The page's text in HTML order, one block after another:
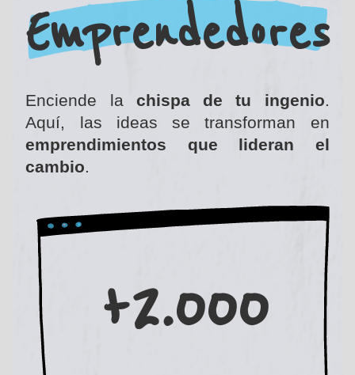
Emprendedores
Enciende la chispa de tu ingenio.
Aquí, las ideas se transforman en
emprendimientos que lideran el
cambio.
+2.000